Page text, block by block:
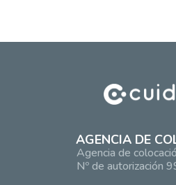
AGENCIA DE
Agencia de
Nº de autorización